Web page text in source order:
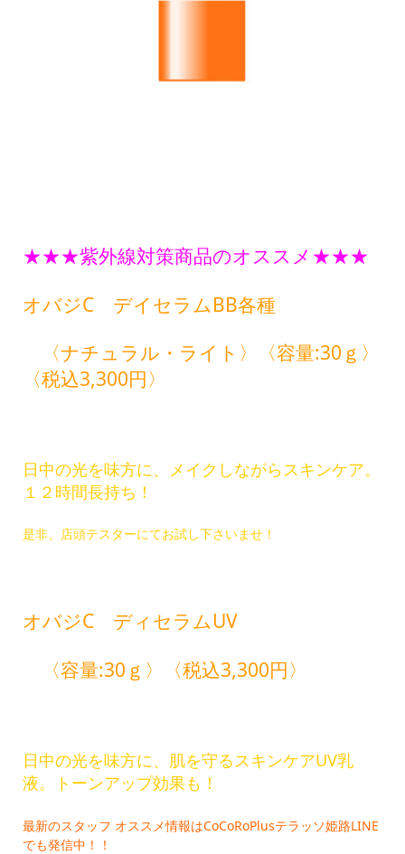
★★★紫外線対策商品のオススメ★★★
オバジC デイセラムBB各種
〈ナチュラル・ライト〉〈容量:30ｇ〉
〈税込3,300円〉
日中の光を味方に、メイクしながらスキンケア。
１２時間長持ち！
是非、店頭テスターにてお試し下さいませ！
オバジC ディセラムUV
〈容量:30ｇ〉〈税込3,300円〉
日中の光を味方に、肌を守るスキンケアUV乳
液。トーンアップ効果も！
最新のスタッフ オススメ情報はCoCoRoPlusテラッソ姫路LINE
でも発信中！！